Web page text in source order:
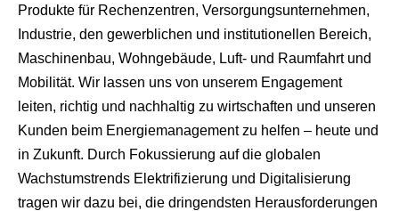
Produkte für Rechenzentren, Versorgungsunternehmen,
Industrie, den gewerblichen und institutionellen Bereich,
Maschinenbau, Wohngebäude, Luft- und Raumfahrt und
Mobilität. Wir lassen uns von unserem Engagement
leiten, richtig und nachhaltig zu wirtschaften und unseren
Kunden beim Energiemanagement zu helfen – heute und
in Zukunft. Durch Fokussierung auf die globalen
Wachstumstrends Elektrifizierung und Digitalisierung
tragen wir dazu bei, die dringendsten Herausforderungen